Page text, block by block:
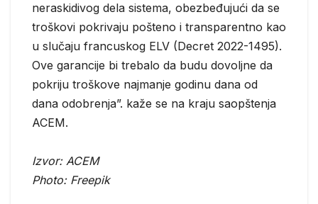
neraskidivog dela sistema, obezbeđujući da se
troškovi pokrivaju pošteno i transparentno kao
u slučaju francuskog ELV (Decret 2022-1495).
Ove garancije bi trebalo da budu dovoljne da
pokriju troškove najmanje godinu dana od
dana odobrenja”. kaže se na kraju saopštenja
ACEM.
Izvor: ACEM
Photo: Freepik